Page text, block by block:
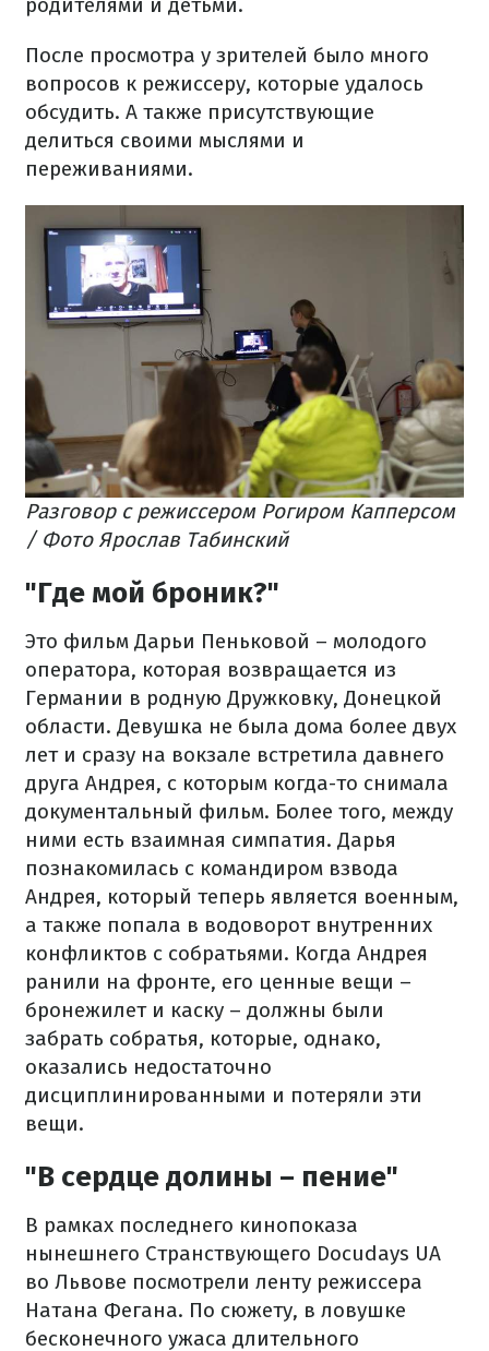
После просмотра у зрителей было много
вопросов к режиссеру, которые удалось
обсудить. А также присутствующие
делиться своими мыслями и
переживаниями.
Разговор с режиссером Рогиром Капперсом
/ Фото Ярослав Табинский
"Где мой броник?"
Это фильм Дарьи Пеньковой – молодого
оператора, которая возвращается из
Германии в родную Дружковку, Донецкой
области. Девушка не была дома более двух
лет и сразу на вокзале встретила давнего
друга Андрея, с которым когда-то снимала
документальный фильм. Более того, между
ними есть взаимная симпатия. Дарья
познакомилась с командиром взвода
Андрея, который теперь является военным,
а также попала в водоворот внутренних
конфликтов с собратьями. Когда Андрея
ранили на фронте, его ценные вещи –
бронежилет и каску – должны были
забрать собратья, которые, однако,
оказались недостаточно
дисциплинированными и потеряли эти
вещи.
"В сердце долины – пение"
В рамках последнего кинопоказа
нынешнего Странствующего Docudays UA
во Львове посмотрели ленту режиссера
Натана Фегана. По сюжету, в ловушке
бесконечного ужаса длительного